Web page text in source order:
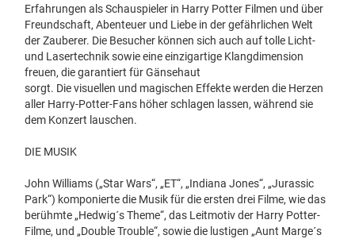
Erfahrungen als Schauspieler in Harry Potter Filmen und über
Freundschaft, Abenteuer und Liebe in der gefährlichen Welt
der Zauberer. Die Besucher können sich auch auf tolle Licht-
und Lasertechnik sowie eine einzigartige Klangdimension
freuen, die garantiert für Gänsehaut
sorgt. Die visuellen und magischen Effekte werden die Herzen
aller Harry-Potter-Fans höher schlagen lassen, während sie
dem Konzert lauschen.
DIE MUSIK
John Williams („Star Wars“, „ET“, „Indiana Jones“, „Jurassic
Park“) komponierte die Musik für die ersten drei Filme, wie das
berühmte „Hedwig´s Theme“, das Leitmotiv der Harry Potter-
Filme, und „Double Trouble“, sowie die lustigen „Aunt Marge´s